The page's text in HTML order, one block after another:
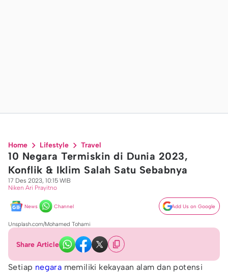
Home Lifestyle Travel
10 Negara Termiskin di Dunia 2023,
Konflik & Iklim Salah Satu Sebabnya
17 Des 2023, 10:15 WIB
Niken Ari Prayitno
News Channel Add Us on Google
Unsplash.com/Mohamed Tohami
Share Article
Setiap negara memiliki kekayaan alam dan potensi